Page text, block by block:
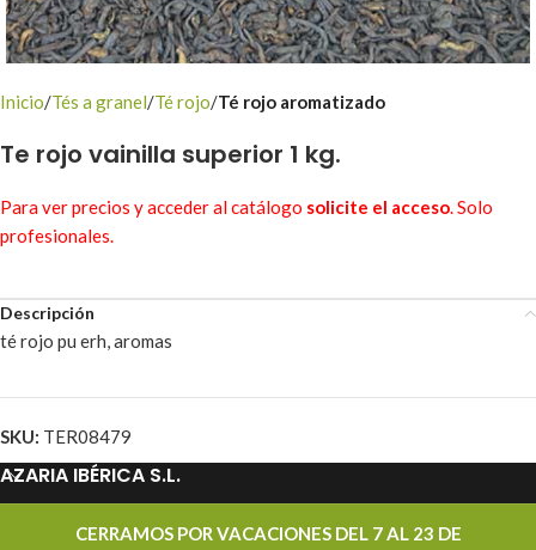
Inicio Tés a granel Té rojo Té rojo aromatizado
Te rojo vainilla superior 1 kg.
Para ver precios y acceder al catálogo solicite el acceso. Solo
profesionales.
Descripción
té rojo pu erh, aromas
SKU: TER08479
AZARIA IBÉRICA S.L.
PROMOCIONESCERRAMOS POR VACACIONES DEL 7 AL 23 DE